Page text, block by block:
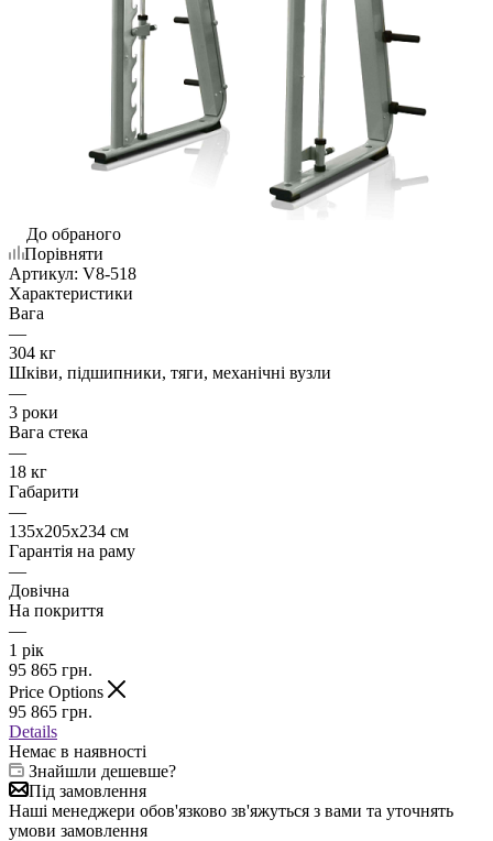
До обраного
Порівняти
Артикул: V8-518
Характеристики
Вага
—
304 кг
Шківи, підшипники, тяги, механічні вузли
—
3 роки
Вага стека
—
18 кг
Габарити
—
135х205х234 см
Гарантія на раму
—
Довічна
На покриття
—
1 рік
95 865 грн.
Price Options
95 865 грн.
Details
Немає в наявності
Знайшли дешевше?
Під замовлення
Наші менеджери обов'язково зв'яжуться з вами та уточнять
умови замовлення